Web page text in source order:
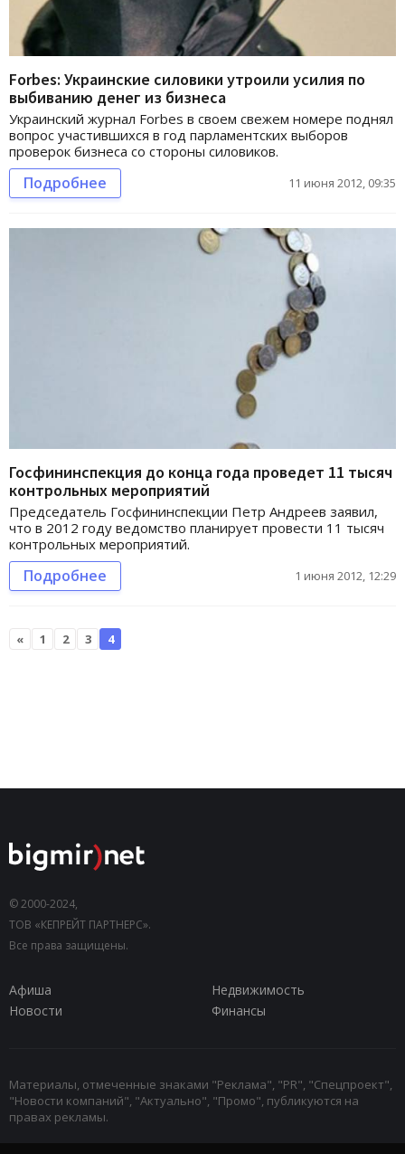
Forbes: Украинские силовики утроили усилия по
выбиванию денег из бизнеса
Украинский журнал Forbes в своем свежем номере поднял
вопрос участившихся в год парламентских выборов
проверок бизнеса со стороны силовиков.
Подробнее 11 июня 2012, 09:35
Госфининспекция до конца года проведет 11 тысяч
контрольных мероприятий
Председатель Госфининспекции Петр Андреев заявил,
что в 2012 году ведомство планирует провести 11 тысяч
контрольных мероприятий.
Подробнее 1 июня 2012, 12:29
« 1 2 3 4
© 2000-2024,
ТОВ «КЕПРЕЙТ ПАРТНЕРС».
Все права защищены.
Афиша
Недвижимость
Новости
Финансы
Материалы, отмеченные знаками "Реклама", "PR", "Спецпроект",
"Новости компаний", "Актуально", "Промо", публикуются на
правах рекламы.